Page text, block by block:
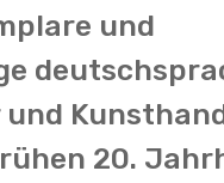
und
20.